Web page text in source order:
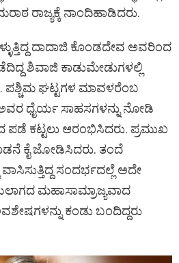
ರಾಜ್ಯಕ್ಕೆ ನಾಂದಿಹಾಡಿದರು.
ದಾದಾಜಿ ಕೊಂಡದೇವ ಅವರಿಂದ
ಶಿವಾಜಿ ಕಾಡುಮೇಡುಗಳಲ್ಲಿ
ಪಶ್ಚಿಮ ಘಟ್ಟಗಳ ಮಾವಳರೆಂಬ
ಧೈರ್ಯ ಸಾಹಸಗಳನ್ನು ನೋಡಿ
ಪಡೆ ಕಟ್ಟಲು ಆರಂಭಿಸಿದರು. ಪ್ರಮುಖ
ಕೈ ಜೋಡಿಸಿದರು. ತಂದೆ
ಸಂದರ್ಭದಲ್ಲೆ ಅದೇ
ಮಹಾಸಾಮ್ರಾಜ್ಯವಾದ
ಕಂಡು ಬಂದಿದ್ದರು